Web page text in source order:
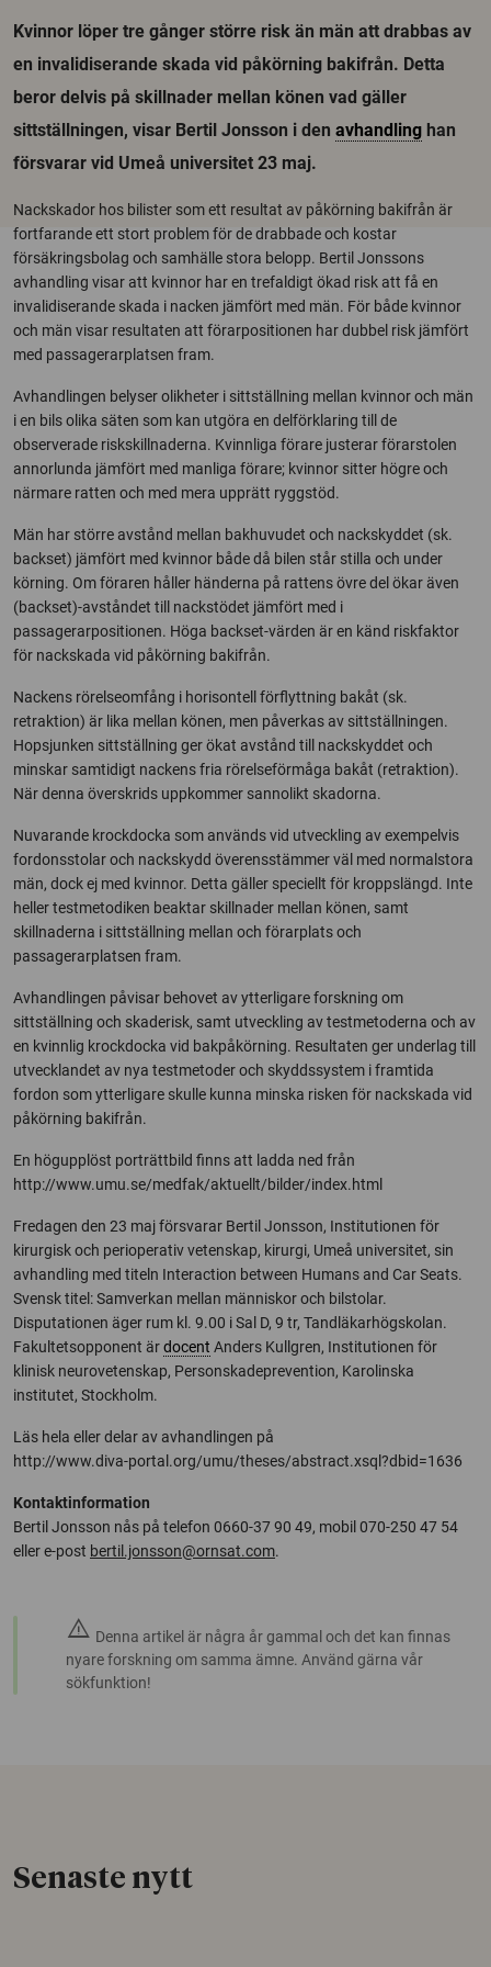
Kvinnor löper tre gånger större risk än män att drabbas av
en invalidiserande skada vid påkörning bakifrån. Detta
beror delvis på skillnader mellan könen vad gäller
sittställningen, visar Bertil Jonsson i den avhandling han
försvarar vid Umeå universitet 23 maj.
Nackskador hos bilister som ett resultat av påkörning bakifrån är
fortfarande ett stort problem för de drabbade och kostar
försäkringsbolag och samhälle stora belopp. Bertil Jonssons
avhandling visar att kvinnor har en trefaldigt ökad risk att få en
invalidiserande skada i nacken jämfört med män. För både kvinnor
och män visar resultaten att förarpositionen har dubbel risk jämfört
med passagerarplatsen fram.
Avhandlingen belyser olikheter i sittställning mellan kvinnor och män
i en bils olika säten som kan utgöra en delförklaring till de
observerade riskskillnaderna. Kvinnliga förare justerar förarstolen
annorlunda jämfört med manliga förare; kvinnor sitter högre och
närmare ratten och med mera upprätt ryggstöd.
Män har större avstånd mellan bakhuvudet och nackskyddet (sk.
backset) jämfört med kvinnor både då bilen står stilla och under
körning. Om föraren håller händerna på rattens övre del ökar även
(backset)-avståndet till nackstödet jämfört med i
passagerarpositionen. Höga backset-värden är en känd riskfaktor
för nackskada vid påkörning bakifrån.
Nackens rörelseomfång i horisontell förflyttning bakåt (sk.
retraktion) är lika mellan könen, men påverkas av sittställningen.
Hopsjunken sittställning ger ökat avstånd till nackskyddet och
minskar samtidigt nackens fria rörelseförmåga bakåt (retraktion).
När denna överskrids uppkommer sannolikt skadorna.
Nuvarande krockdocka som används vid utveckling av exempelvis
fordonsstolar och nackskydd överensstämmer väl med normalstora
män, dock ej med kvinnor. Detta gäller speciellt för kroppslängd. Inte
heller testmetodiken beaktar skillnader mellan könen, samt
skillnaderna i sittställning mellan och förarplats och
passagerarplatsen fram.
Avhandlingen påvisar behovet av ytterligare forskning om
sittställning och skaderisk, samt utveckling av testmetoderna och av
en kvinnlig krockdocka vid bakpåkörning. Resultaten ger underlag till
utvecklandet av nya testmetoder och skyddssystem i framtida
fordon som ytterligare skulle kunna minska risken för nackskada vid
påkörning bakifrån.
En högupplöst porträttbild finns att ladda ned från
http://www.umu.se/medfak/aktuellt/bilder/index.html
Fredagen den 23 maj försvarar Bertil Jonsson, Institutionen för
kirurgisk och perioperativ vetenskap, kirurgi, Umeå universitet, sin
avhandling med titeln Interaction between Humans and Car Seats.
Svensk titel: Samverkan mellan människor och bilstolar.
Disputationen äger rum kl. 9.00 i Sal D, 9 tr, Tandläkarhögskolan.
Fakultetsopponent ärdocent Anders Kullgren, Institutionen för
klinisk neurovetenskap, Personskadeprevention, Karolinska
institutet, Stockholm.
Läs hela eller delar av avhandlingen på
http://www.diva-portal.org/umu/theses/abstract.xsql?dbid=1636
Kontaktinformation
Bertil Jonsson nås på telefon 0660-37 90 49, mobil 070-250 47 54
eller e-post bertil.jonsson@ornsat.com.
warning Denna artikel är några år gammal och det kan finnas
nyare forskning om samma ämne. Använd gärna vår
sökfunktion!
Senaste nytt